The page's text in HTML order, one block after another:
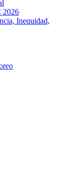
2026
Inequidad,